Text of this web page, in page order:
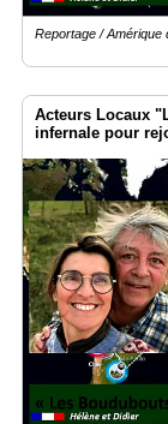
Reportage / Amérique
Acteurs Locaux
infernale pour